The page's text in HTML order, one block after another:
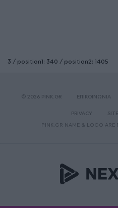
3 / position1: 340 / position2: 1405
© 2026 PINK.GR ΕΠΙΚΟΙΝΩΝΙΑ
PRIVACY
PINK.GR NAME & LOGO ARE